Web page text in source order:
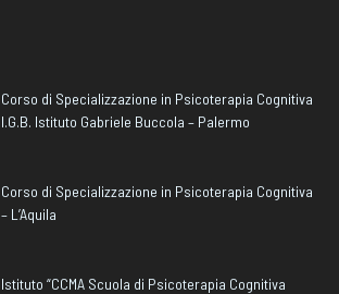
Corso di Specializzazione in Psicoterapia Cognitiva
I.G.B. Istituto Gabriele Buccola – Palermo
Corso di Specializzazione in Psicoterapia Cognitiva
– L’Aquila
Istituto “CCMA Scuola di Psicoterapia Cognitiva